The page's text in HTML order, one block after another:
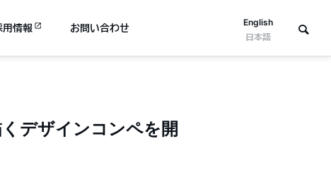
English
日本語
用情報 お問い合わせ
デザインコンペを開